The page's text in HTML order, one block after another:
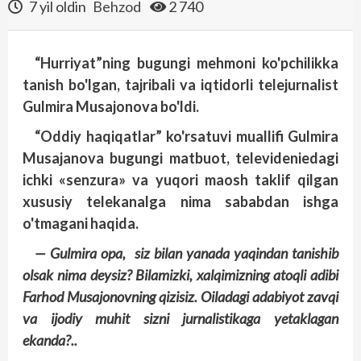
7 yil oldin Behzod 2 740
“Hurriyat”ning bugungi mehmoni ko'pchilikka
tanish bo'lgan, tajribali va iqtidorli telejurnalist
Gulmira Musajonova bo'ldi.
“Oddiy haqiqatlar” ko'rsatuvi muallifi Gulmira
Musajanova bugungi matbuot, televideniedagi
ichki «senzura» va yuqori maosh taklif qilgan
xususiy telekanalga nima sababdan ishga
o'tmagani haqida.
— Gulmira opa, siz bilan yanada yaqindan tanishib
olsak nima deysiz? Bilamizki, xalqimizning atoqli adibi
Farhod Musajonovning qizisiz. Oiladagi adabiyot zavqi
va ijodiy muhit sizni jurnalistikaga yetak­lagan
ekanda?..